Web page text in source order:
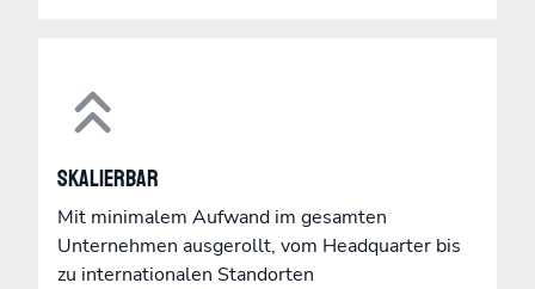
Skalierbar
Mit minimalem Aufwand im gesamten
Unternehmen ausgerollt, vom Headquarter bis
zu internationalen Standorten